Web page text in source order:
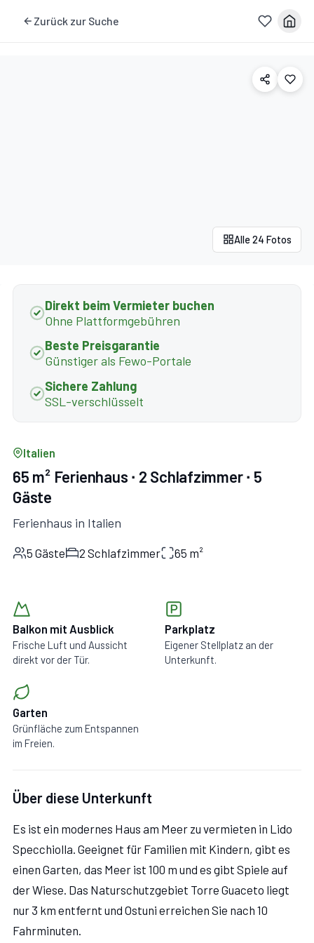
Zurück zur Suche
Alle 24 Fotos
Direkt beim Vermieter buchen
Ohne Plattformgebühren
Beste Preisgarantie
Günstiger als Fewo-Portale
Sichere Zahlung
SSL-verschlüsselt
Italien
65 m² Ferienhaus ∙ 2 Schlafzimmer ∙ 5
Gäste
Ferienhaus in Italien
5 Gäste 2 Schlafzimmer 65 m²
Balkon mit Ausblick
Frische Luft und Aussicht
direkt vor der Tür.
Parkplatz
Eigener Stellplatz an der
Unterkunft.
Garten
Grünfläche zum Entspannen
im Freien.
Über diese Unterkunft
Es ist ein modernes Haus am Meer zu vermieten in Lido
Specchiolla. Geeignet für Familien mit Kindern, gibt es
einen Garten, das Meer ist 100 m und es gibt Spiele auf
der Wiese. Das Naturschutzgebiet Torre Guaceto liegt
nur 3 km entfernt und Ostuni erreichen Sie nach 10
Fahrminuten.